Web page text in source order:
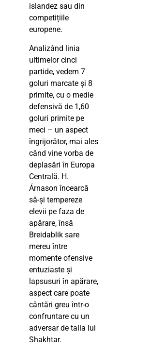
islandez sau din
competițiile
europene.
Analizând linia
ultimelor cinci
partide, vedem 7
goluri marcate și 8
primite, cu o medie
defensivă de 1,60
goluri primite pe
meci – un aspect
îngrijorător, mai ales
când vine vorba de
deplasări în Europa
Centrală. H.
Árnason încearcă
să-și tempereze
elevii pe faza de
apărare, însă
Breidablik sare
mereu între
momente ofensive
entuziaste și
lapsusuri în apărare,
aspect care poate
cântări greu într-o
confruntare cu un
adversar de talia lui
Shakhtar.